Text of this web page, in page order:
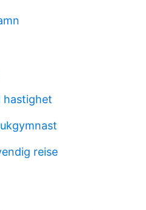
hastighet
reise